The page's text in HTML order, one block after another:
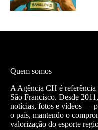
Quem somos
A Agência CH é
São Francisco. Desde
notícias, fotos e vídeos —
o país, mantendo o
valorização do esporte